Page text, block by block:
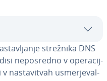
strežnika DNS
ne­po­sre­dno v ope­ra­cij­
na­sta­vi­tvah usmer­je­val­